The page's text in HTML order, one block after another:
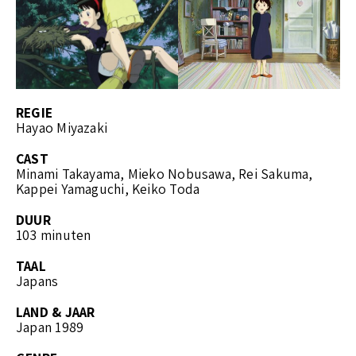
REGIE
Hayao Miyazaki
CAST
Minami Takayama, Mieko Nobusawa, Rei Sakuma,
Kappei Yamaguchi, Keiko Toda
DUUR
103 minuten
TAAL
Japans
LAND & JAAR
Japan 1989